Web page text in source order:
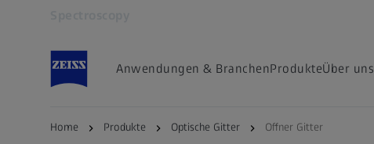
Anwendungen & BranchenProdukteÜber uns
Home Produkte Optische Gitter Offner Gitter